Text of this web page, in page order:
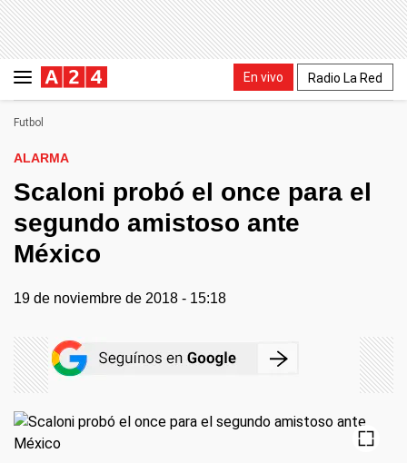
En vivo Radio La Red
Futbol
ALARMA
Scaloni probó el once para el
segundo amistoso ante
México
19 de noviembre de 2018 - 15:18